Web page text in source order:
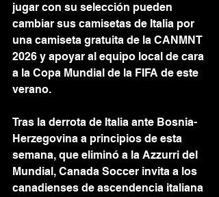
jugar con su selección pueden
cambiar sus camisetas de Italia por
una camiseta gratuita de la CANMNT
2026 y apoyar al equipo local de cara
a la Copa Mundial de la FIFA de este
verano.
Tras la derrota de Italia ante Bosnia-
Herzegovina a principios de esta
semana, que eliminó a la Azzurri del
Mundial, Canada Soccer invita a los
canadienses de ascendencia italiana